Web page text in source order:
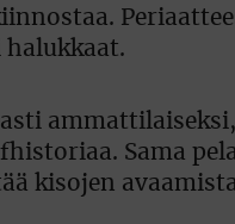
Sama
kisojen